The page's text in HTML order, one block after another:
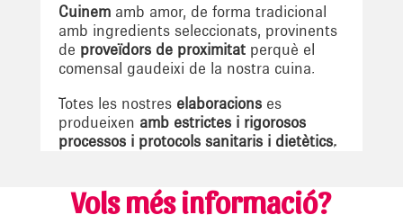
Cuinemamb amor, de forma tradicional
amb ingredients seleccionats, provinents
de proveïdors de proximitatperquè el
comensal gaudeixi de la nostra cuina.
Totes les nostres elaboracionses
produeixen amb estrictes i rigorosos
processos i protocols sanitaris i dietètics.
Vols més informació?